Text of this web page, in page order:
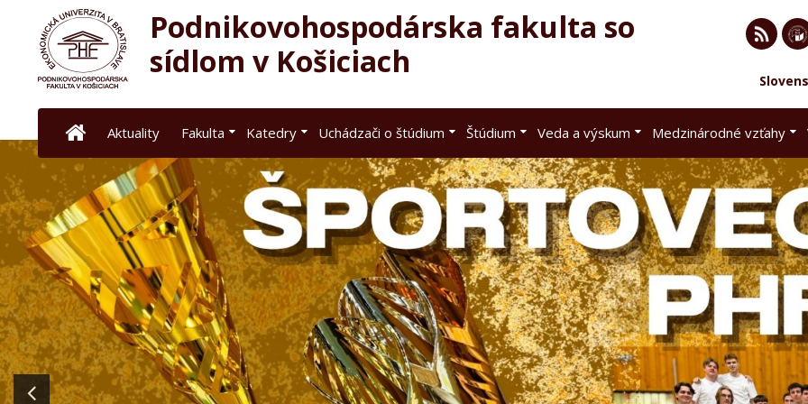
Podnikovohospodárska fakulta so
sídlom v Košiciach
Aktuality Fakulta Katedry Uchádzači o štúdium Štúdium Veda a výskum Medzinárodné vzťahy